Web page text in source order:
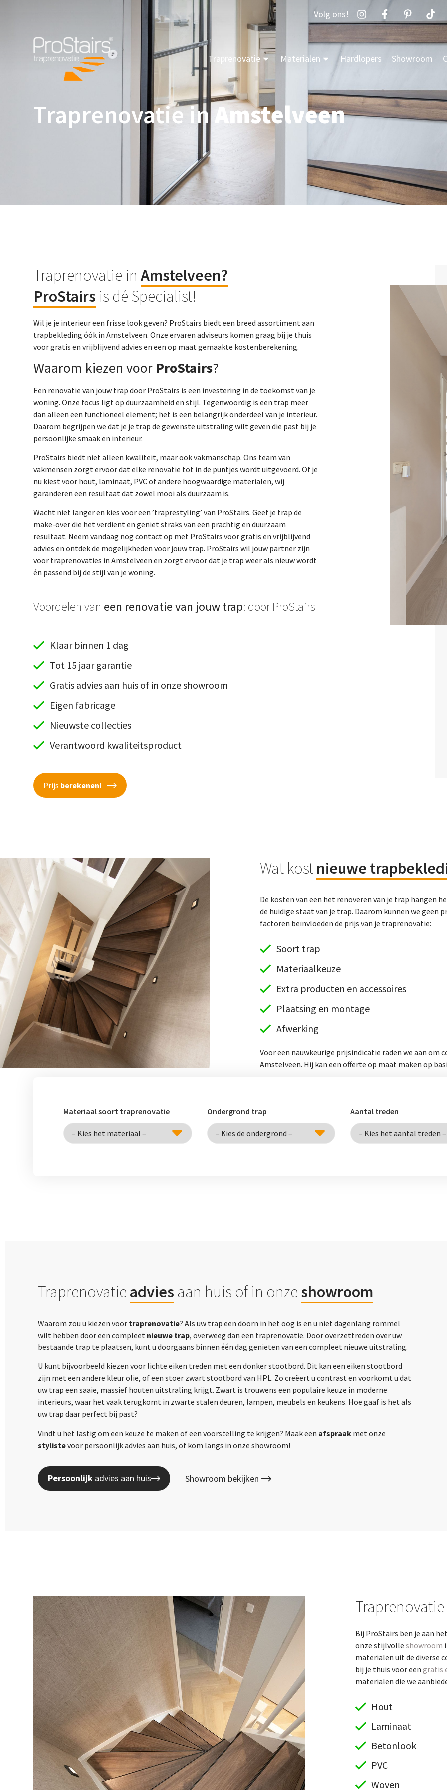
Volg ons!
Traprenovatie Materialen Hardlopers Showroom
Traprenovatie inAmstelveen
Traprenovatie inAmstelveen?
ProStairs is dé Specialist!
Wil je je interieur een frisse look geven? ProStairs biedt een breed assortiment aan
trapbekleding óók in Amstelveen. Onze ervaren adviseurs komen graag bij je thuis
voor gratis en vrijblijvend advies en een op maat gemaakte kostenberekening.
Waarom kiezen voor ProStairs?
Een renovatie van jouw trap door ProStairs is een investering in de toekomst van je
woning. Onze focus ligt op duurzaamheid en stijl. Tegenwoordig is een trap meer
dan alleen een functioneel element; het is een belangrijk onderdeel van je interieur.
Daarom begrijpen we dat je je trap de gewenste uitstraling wilt geven die past bij je
persoonlijke smaak en interieur.
ProStairs biedt niet alleen kwaliteit, maar ook vakmanschap. Ons team van
vakmensen zorgt ervoor dat elke renovatie tot in de puntjes wordt uitgevoerd. Of je
nu kiest voor hout, laminaat, PVC of andere hoogwaardige materialen, wij
garanderen een resultaat dat zowel mooi als duurzaam is.
Wacht niet langer en kies voor een ’traprestyling’ van ProStairs. Geef je trap de
make-over die het verdient en geniet straks van een prachtig en duurzaam
resultaat. Neem vandaag nog contact op met ProStairs voor gratis en vrijblijvend
advies en ontdek de mogelijkheden voor jouw trap. ProStairs wil jouw partner zijn
voor traprenovaties in Amstelveen en zorgt ervoor dat je trap weer als nieuw wordt
én passend bij de stijl van je woning.
Voordelen van een renovatie van jouw trap: door ProStairs
Klaar binnen 1 dag
Tot 15 jaar garantie
Gratis advies aan huis of in onze showroom
Eigen fabricage
Nieuwste collecties
Verantwoord kwaliteitsproduct
Prijs berekenen!
Wat kost nieuwe
De kosten van een het renoveren van je trap hangen
de huidige staat van je trap. Daarom kunnen we geen
factoren beïnvloeden de prijs van je traprenovatie:
Soort trap
Materiaalkeuze
Extra producten en accessoires
Plaatsing en montage
Afwerking
Voor een nauwkeurige prijsindicatie raden we aan
Amstelveen. Hij kan een offerte op maat maken op
Materiaal soort traprenovatie Ondergrond trap Aantal treden
Traprenovatie advies aan huis of in onze showroom
Waarom zou u kiezen voor traprenovatie? Als uw trap een doorn in het oog is en u niet dagenlang rommel
wilt hebben door een compleet nieuwe trap, overweeg dan een traprenovatie. Door overzettreden over uw
bestaande trap te plaatsen, kunt u doorgaans binnen één dag genieten van een compleet nieuwe uitstraling.
U kunt bijvoorbeeld kiezen voor lichte eiken treden met een donker stootbord. Dit kan een eiken stootbord
zijn met een andere kleur olie, of een stoer zwart stootbord van HPL. Zo creëert u contrast en voorkomt u dat
uw trap een saaie, massief houten uitstraling krijgt. Zwart is trouwens een populaire keuze in moderne
interieurs, waar het vaak terugkomt in zwarte stalen deuren, lampen, meubels en keukens. Hoe gaaf is het als
uw trap daar perfect bij past?
Vindt u het lastig om een keuze te maken of een voorstelling te krijgen? Maak een afspraak met onze
stylistevoor persoonlijk advies aan huis, of kom langs in onze showroom!
Persoonlijk advies aan huis Showroom bekijken
Traprenovatie
Bij ProStairs ben je aan
onze stijlvolle showroom
materialen uit de diverse
bij je thuis voor een gratis
materialen die we
Hout
Laminaat
Betonlook
PVC
Woven